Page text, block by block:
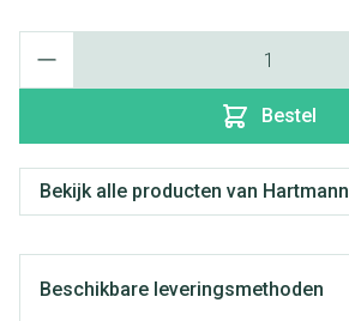
Bestel
Bekijk alle producten van Hartmann
Beschikbare leveringsmethoden